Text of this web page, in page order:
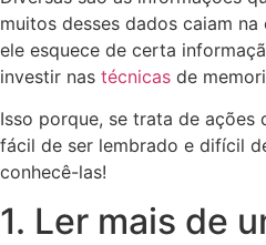
muitos desses dados caiam
ele esquece de certa
investir nas técnicas de
Isso porque, se trata de
fácil de ser lembrado e difícil
conhecê-las!
1. Ler mais de